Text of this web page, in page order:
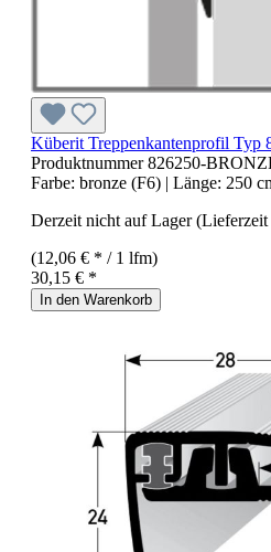
Küberit Treppenkantenprofil Typ
Produktnummer826250-
Farbe: bronze (F6) | Länge: 250
Derzeit nicht auf Lager (Lieferzeit
(12,06 € * / 1 lfm)
30,15 € *
In den Warenkorb